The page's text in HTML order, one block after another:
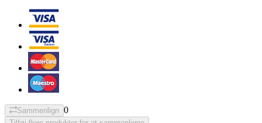
Sammenlign 0